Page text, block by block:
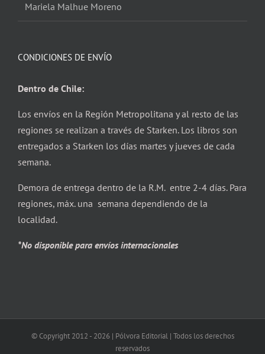
Mariela Malhue Moreno
CONDICIONES DE ENVÍO
Dentro de Chile:
Los envíos en la Región Metropolitana y al resto de las
regiones se realizan a través de Starken. Los libros son
entregados a Starken los días martes y jueves de cada
semana.
Demora de entrega dentro de la R.M. entre 2-4 días. Para
regiones, máx. una semana dependiendo de la
localidad.
*No disponible para envíos internacionales
© Copyright 2012 - 2026 | Pólvora Editorial | Todos los derechos
reservados